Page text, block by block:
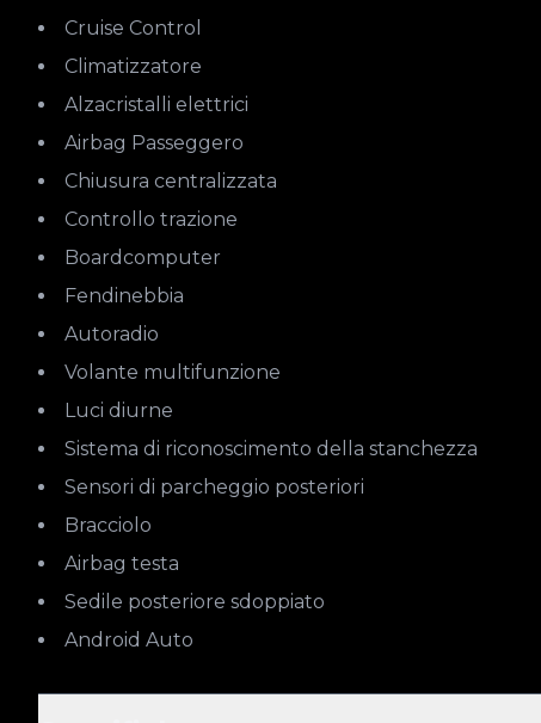
Cruise Control
Climatizzatore
Alzacristalli elettrici
Airbag Passeggero
Chiusura centralizzata
Controllo trazione
Boardcomputer
Fendinebbia
Autoradio
Volante multifunzione
Luci diurne
Sistema di riconoscimento della stanchezza
Sensori di parcheggio posteriori
Bracciolo
Airbag testa
Sedile posteriore sdoppiato
Android Auto